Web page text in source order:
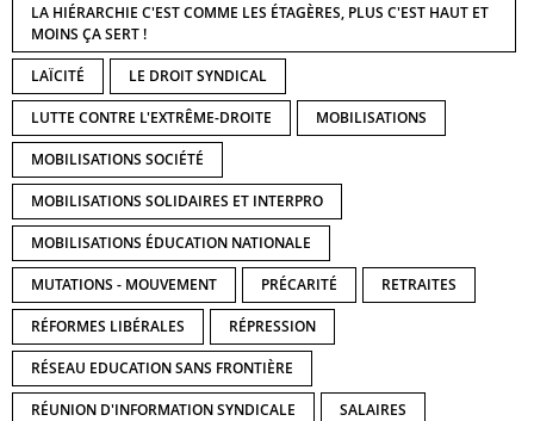
LA HIÉRARCHIE C'EST COMME LES ÉTAGÈRES, PLUS C'EST HAUT ET
MOINS ÇA SERT !
LAÏCITÉ LE DROIT SYNDICAL
LUTTE CONTRE L'EXTRÊME-DROITE MOBILISATIONS
MOBILISATIONS SOCIÉTÉ
MOBILISATIONS SOLIDAIRES ET INTERPRO
MOBILISATIONS ÉDUCATION NATIONALE
MUTATIONS - MOUVEMENT PRÉCARITÉ RETRAITES
RÉFORMES LIBÉRALES RÉPRESSION
RÉSEAU EDUCATION SANS FRONTIÈRE
RÉUNION D'INFORMATION SYNDICALE SALAIRES